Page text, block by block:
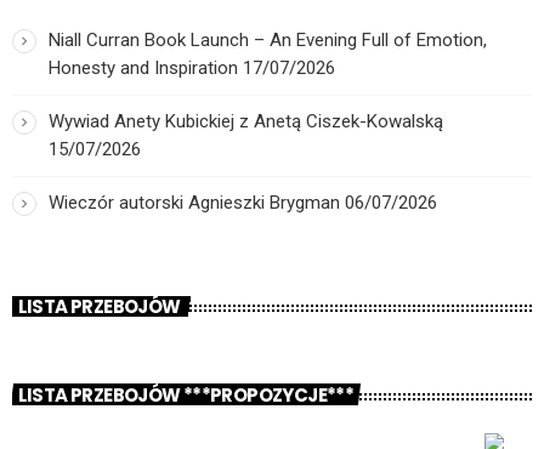
Niall Curran Book Launch – An Evening Full of Emotion,
Honesty and Inspiration 17/07/2026
Wywiad Anety Kubickiej z Anetą Ciszek-Kowalską
15/07/2026
Wieczór autorski Agnieszki Brygman 06/07/2026
LISTA PRZEBOJÓW
LISTA PRZEBOJÓW ***PROPOZYCJE***